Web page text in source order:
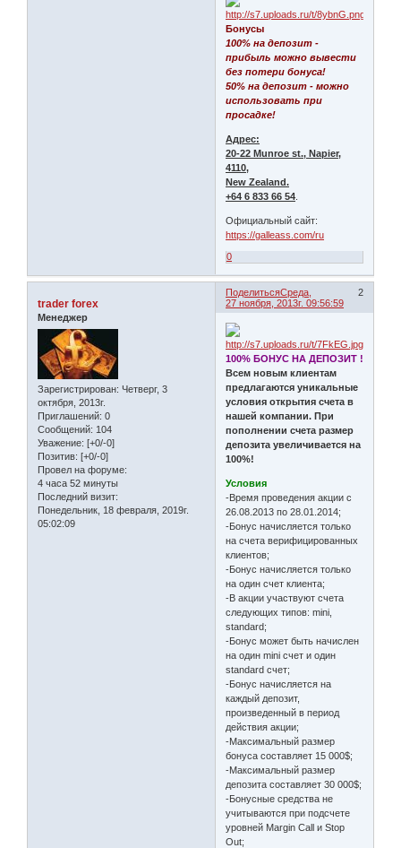
Бонусы
100% на депозит -
прибыль можно вывести
без потери бонуса!
50% на депозит - можно
использовать при
просадке!
Адрес:
20-22 Munroe st., Napier,
4110,
New Zealand.
+64 6 833 66 54
Официальный сайт:
https://galleass.com/ru
0
Поделиться 2
Среда,
27 ноября, 2013г. 09:56:59
trader forex
Менеджер
Зарегистрирован: Четверг, 3
октября, 2013г.
Приглашений: 0
Сообщений: 104
Уважение: [+0/-0]
Позитив: [+0/-0]
Провел на форуме:
4 часа 52 минуты
Последний визит:
Понедельник, 18 февраля, 2019г.
05:02:09
100% БОНУС НА ДЕПОЗИТ !
Всем новым клиентам
предлагаются уникальные
условия открытия счета в
нашей компании. При
пополнении счета размер
депозита увеличивается на
100%!
Условия
-Время проведения акции с
26.08.2013 по 28.01.2014;
-Бонус начисляется только
на счета верифицированных
клиентов;
-Бонус начисляется только
на один счет клиента;
-В акции участвуют счета
следующих типов: mini,
standard;
-Бонус может быть начислен
на один mini счет и один
standard счет;
-Бонус начисляется на
каждый депозит,
произведенный в период
действия акции;
-Максимальный размер
бонуса составляет 15 000$;
-Максимальный размер
депозита составляет 30 000$;
-Бонусные средства не
учитываются при подсчете
уровней Margin Call и Stop
Out;